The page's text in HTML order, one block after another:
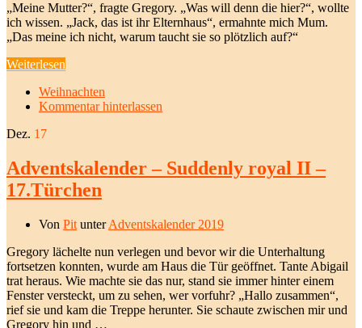
„Meine Mutter?“, fragte Gregory. „Was will denn die hier?“, wollte
ich wissen. „Jack, das ist ihr Elternhaus“, ermahnte mich Mum.
„Das meine ich nicht, warum taucht sie so plötzlich auf?“
Weiterlesen
Weihnachten
Kommentar hinterlassen
Dez. 17
Adventskalender – Suddenly royal II –
17.Türchen
Von Pit unterAdventskalender 2019
Gregory lächelte nun verlegen und bevor wir die Unterhaltung
fortsetzen konnten, wurde am Haus die Tür geöffnet. Tante Abigail
trat heraus. Wie machte sie das nur, stand sie immer hinter einem
Fenster versteckt, um zu sehen, wer vorfuhr? „Hallo zusammen“,
rief sie und kam die Treppe herunter. Sie schaute zwischen mir und
Gregory hin und …